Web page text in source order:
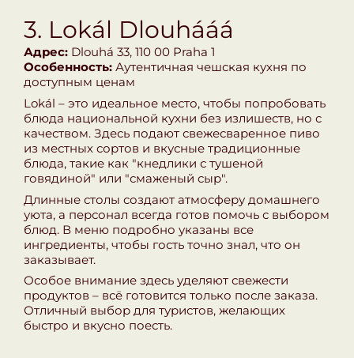
3. Lokál Dlouhááá
Адрес: Dlouhá 33, 110 00 Praha 1
Особенность: Аутентичная чешская кухня по
доступным ценам
Lokál – это идеальное место, чтобы попробовать
блюда национальной кухни без излишеств, но с
качеством. Здесь подают свежесваренное пиво
из местных сортов и вкусные традиционные
блюда, такие как "кнедлики с тушеной
говядиной" или "смаженый сыр".
Длинные столы создают атмосферу домашнего
уюта, а персонал всегда готов помочь с выбором
блюд. В меню подробно указаны все
ингредиенты, чтобы гость точно знал, что он
заказывает.
Особое внимание здесь уделяют свежести
продуктов – всё готовится только после заказа.
Отличный выбор для туристов, желающих
быстро и вкусно поесть.